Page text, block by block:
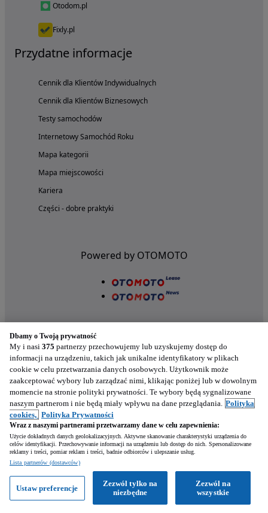
Napisz
Zadzwoń WhatsApp
Otodom.pl
Fixly.pl
Przydatne informacje
Cennik dla Klientów Indywidualnych
Cennik dla Klientów Biznesowych
Testy samochodów
Internetowy Samochód Roku
Mapa kategorii
Mapa miejscowości
Kariera
Części - dobre praktyki
Powered by OTOMOTO
Nasze aplikacje w twoim telefonie
Dbamy o Twoją prywatność
My i nasi 375 partnerzy przechowujemy lub uzyskujemy dostęp do
informacji na urządzeniu, takich jak unikalne identyfikatory w plikach
cookie w celu przetwarzania danych osobowych. Użytkownik może
zaakceptować wybory lub zarządzać nimi, klikając poniżej lub w dowolnym
momencie na stronie polityki prywatności. Te wybory będą sygnalizowane
naszym partnerom i nie będą miały wpływu na dane przeglądania. Polityka
cookies, Polityka Prywatności
Wraz z naszymi partnerami przetwarzamy dane w celu zapewnienia:
Użycie dokładnych danych geolokalizacyjnych. Aktywne skanowanie charakterystyki urządzenia do
celów identyfikacji. Przechowywanie informacji na urządzeniu lub dostęp do nich. Spersonalizowane
reklamy i treści, pomiar reklam i treści, badnie odbiorców i ulepszanie usług.
Lista partnerów (dostawców)
Zezwól na
wszystkie
Zezwól tylko na
niezbędne
Ustaw preferencje